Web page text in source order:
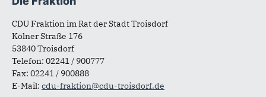
Fußbereich
CDU Fraktion im Rat der Stadt Troisdorf
Kölner Straße 176
53840 Troisdorf
Telefon: 02241 / 900777
Fax: 02241 / 900888
E-Mail: cdu-fraktion@cdu-troisdorf.de